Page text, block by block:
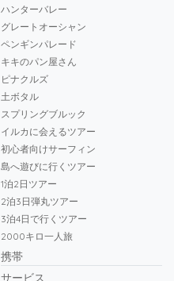
ハンターバレー
グレートオーシャン
ペンギンパレード
キキのパン屋さん
ピナクルズ
土ボタル
スプリングブルック
イルカに会えるツアー
初心者向けサーフィン
島へ遊びに行くツアー
1泊2日ツアー
2泊3日弾丸ツアー
3泊4日で行くツアー
2000キロ一人旅
携帯
サービス